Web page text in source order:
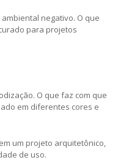
negativo. O que
para projetos
O que faz com que
em diferentes cores e
um projeto arquitetônico,
de uso.